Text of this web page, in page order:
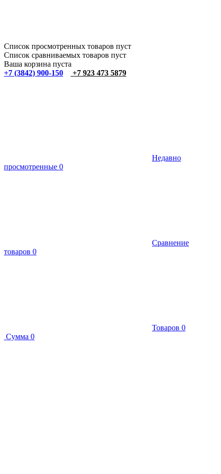
Список просмотренных товаров пуст
Список сравниваемых товаров пуст
Ваша корзина пуста
+7 (3842) 900-150
+7 923 473 5879
Недавно
просмотренные 0
Сравнение
товаров 0
Товаров 0
Сумма 0